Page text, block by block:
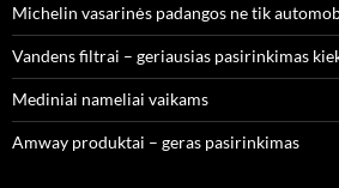
Michelin vasarinės padangos ne tik
Vandens filtrai – geriausias pasirinkimas
Mediniai nameliai vaikams
Amway produktai – geras pasirinkimas